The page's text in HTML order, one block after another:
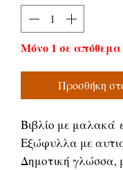
Μόνο 1 σε απόθεμα
Προσθήκη
Βιβλίο με μαλακά
Εξώφυλλα με
Δημοτική γλώσσα,